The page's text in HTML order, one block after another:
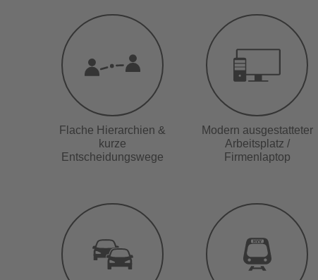
Flache Hierarchien &
kurze
Entscheidungswege
Modern ausgestatteter
Arbeitsplatz /
Firmenlaptop